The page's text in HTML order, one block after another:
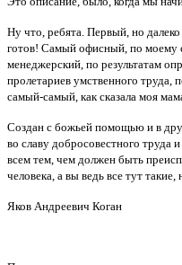
Ну что, ребята. Первый, но
готов! Самый офисный, по
менеджерский, по результатам
пролетариев умственного труда,
самый-самый, как сказала моя
Создан с божьей помощью и в
во славу добросовестного труда
всем тем, чем должен быть
человека, а вы ведь все тут
Яков Андреевич Коган